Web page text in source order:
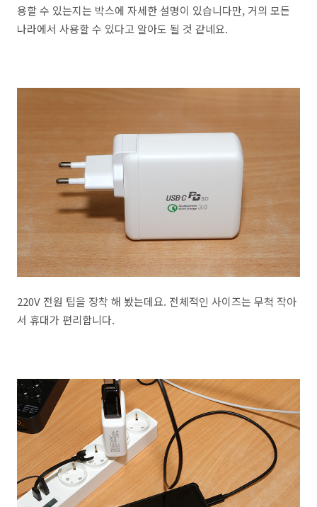
용할 수 있는지는 박스에 자세한 설명이 있습니다만, 거의 모든
나라에서 사용할 수 있다고 알아도 될 것 같네요.
220V 전원 팁을 장착 해 봤는데요. 전체적인 사이즈는 무척 작아
서 휴대가 편리합니다.